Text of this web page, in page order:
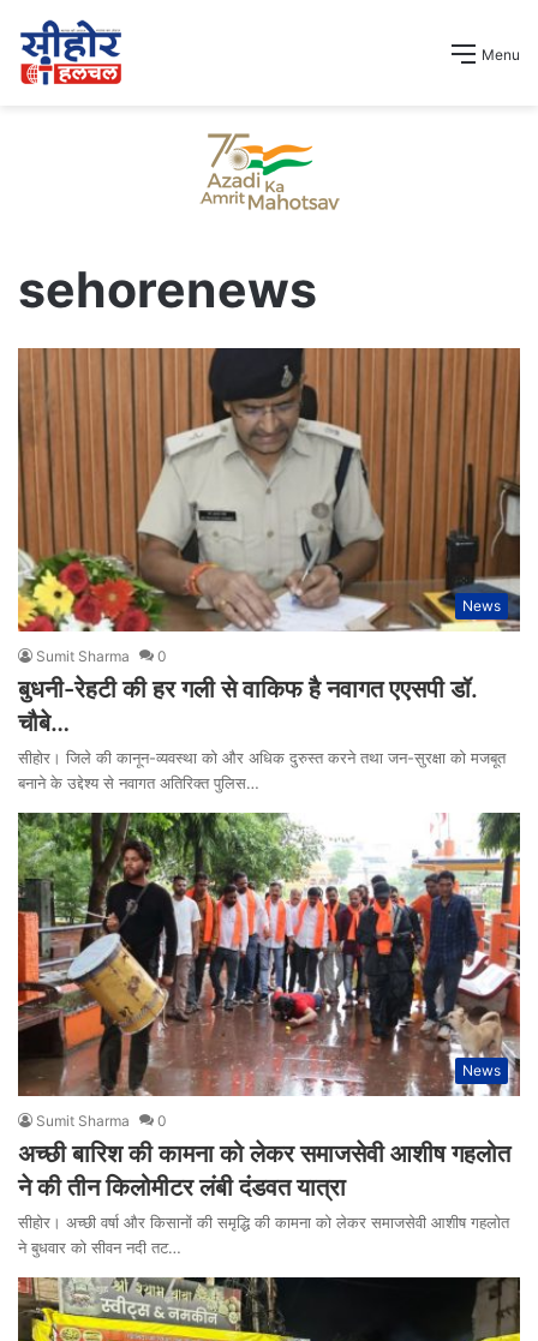
Menu
sehorenews
News
Sumit Sharma 0
बुधनी-रेहटी की हर गली से वाकिफ है नवागत एएसपी डॉ.
चौबे…
सीहोर। जिले की कानून-व्यवस्था को और अधिक दुरुस्त करने तथा जन-सुरक्षा को मजबूत
बनाने के उद्देश्य से नवागत अतिरिक्त पुलिस…
News
Sumit Sharma 0
अच्छी बारिश की कामना को लेकर समाजसेवी आशीष गहलोत
ने की तीन किलोमीटर लंबी दंडवत यात्रा
सीहोर। अच्छी वर्षा और किसानों की समृद्धि की कामना को लेकर समाजसेवी आशीष गहलोत
ने बुधवार को सीवन नदी तट…